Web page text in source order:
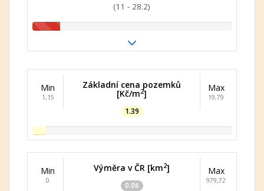
(11 - 28.2)
Min
1,15
Základní cena pozemků
[Kč/m2]
1.39
Max
19,79
Min
0
Výměra v ČR [km2]
0.06
Max
979,72